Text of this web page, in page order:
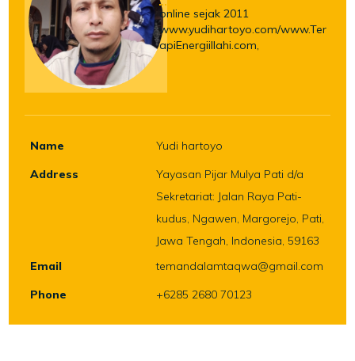
online sejak 2011
www.yudihartoyo.com/www.Ter
apiEnergiillahi.com,
Name
Yudi hartoyo
Address
Yayasan Pijar Mulya Pati d/a
Sekretariat: Jalan Raya Pati-
kudus, Ngawen, Margorejo, Pati,
Jawa Tengah, Indonesia, 59163
Email
temandalamtaqwa@gmail.com
Phone
+6285 2680 70123